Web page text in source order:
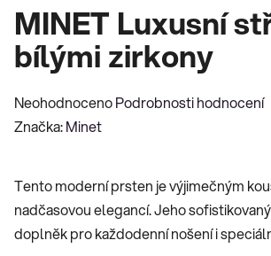
MINET Luxusní
bílými zirkony
Průměrné
hodnocení
0,0
z
5
NeohodnocenoPodrobnosti hodnocení
Značka:Minet
Tento moderní prsten je výjimečným
nadčasovou elegancí. Jeho
doplněk pro každodenní nošení i